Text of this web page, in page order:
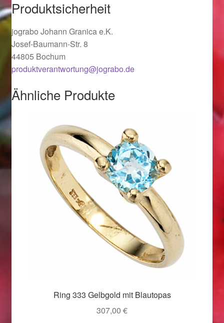
Valentinstag 2016
Valentinstag Geschenke
Weihnachtsangebote 2015
Weihnachtsangebote 2016
Weihnachtsangebote 2017
Weihnachtsangebote 2018
Weihnachtsangebote 2019
Weihnachtsangebote 2021
Produktsicherheit
jograbo Johann Granica e.K.
Josef-Baumann-Str. 8
44805 Bochum
produktverantwortung@jograbo.de
Ähnliche Produkte
Ring 333 Gelbgold mit Blautopas
307,00 €